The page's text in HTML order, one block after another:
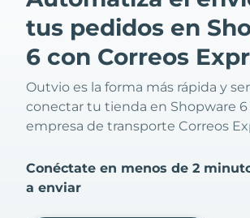
tus pedidos en
6 con Correos
Outvio es la forma más rápida y
conectar tu tienda en Shopware 6
empresa de transporte Correos
Conéctate en menos de 2
a enviar